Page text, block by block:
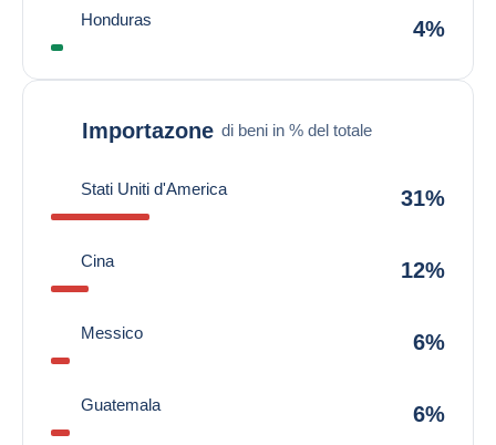
Honduras 4%
Importazone di beni in % del totale
Stati Uniti d'America 31%
Cina 12%
Messico 6%
Guatemala 6%